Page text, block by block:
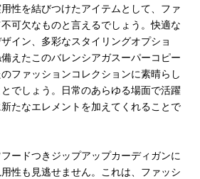
性を結びつけたアイテムとして、ファ
可欠なものと言えるでしょう。快適な
イン、多彩なスタイリングオプショ
えたこのバレンシアガスーパーコピー
ファッションコレクションに素晴らし
でしょう。日常のあらゆる場面で活躍
たなエレメントを加えてくれることで
ードつきジップアップカーディガンに
性も見逃せません。これは、ファッシ